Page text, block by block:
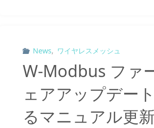
し
て
イ
全
製
品
の
News, ワイヤレスメッシュ
W-Modbus ファ
ェアアップデー
るマニュアル更新